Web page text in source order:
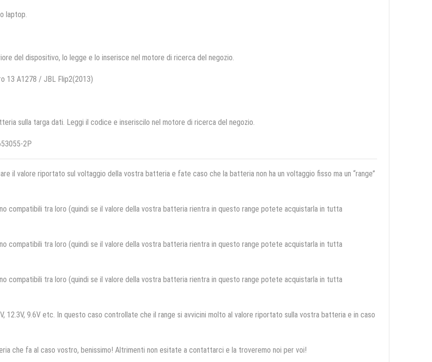
laptop.
del dispositivo, lo legge e lo inserisce nel motore di ricerca del negozio.
13 A1278 / JBL Flip2(2013)
sulla targa dati. Leggi il codice e inseriscilo nel motore di ricerca del negozio.
2P
il valore riportato sul voltaggio della vostra batteria e fate caso che la batteria non ha un voltaggio fisso ma un “range”
compatibili tra loro (quindi se il valore della vostra batteria rientra in questo range potete acquistarla in tutta
compatibili tra loro (quindi se il valore della vostra batteria rientra in questo range potete acquistarla in tutta
compatibili tra loro (quindi se il valore della vostra batteria rientra in questo range potete acquistarla in tutta
9.6V etc. In questo caso controllate che il range si avvicini molto al valore riportato sulla vostra batteria e in caso
che fa al caso vostro, benissimo! Altrimenti non esitate a contattarci e la troveremo noi per voi!